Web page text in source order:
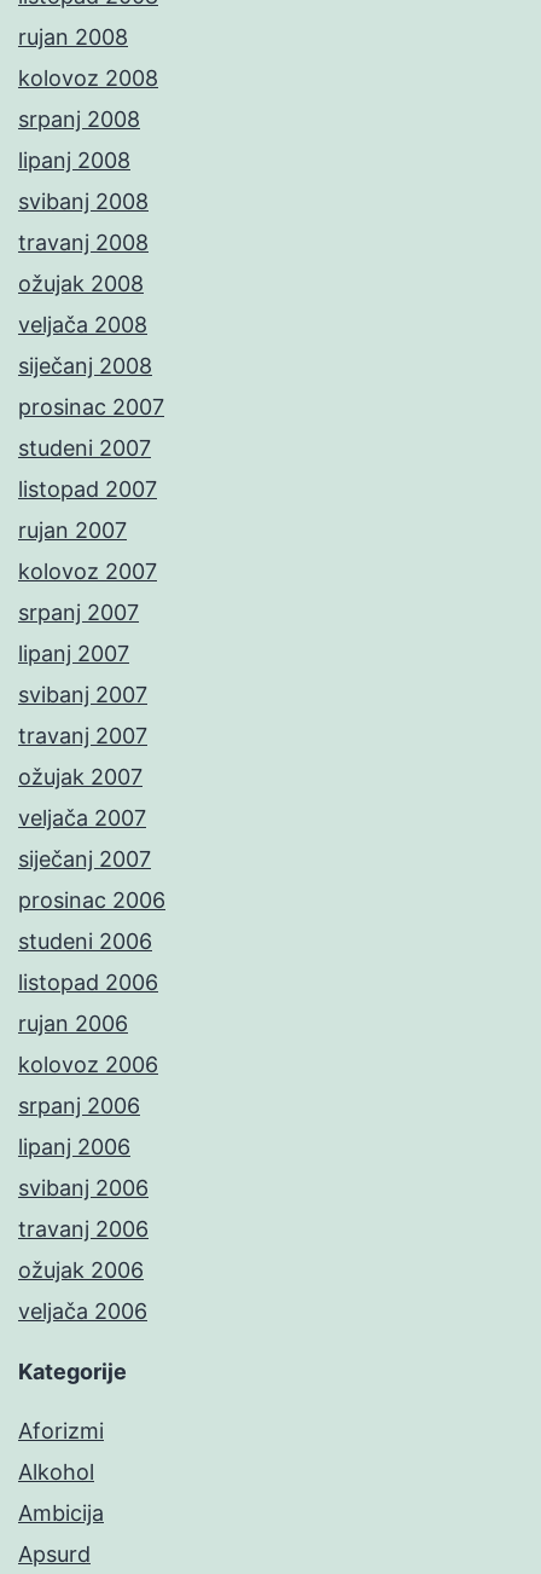
rujan 2008
kolovoz 2008
srpanj 2008
lipanj 2008
svibanj 2008
travanj 2008
ožujak 2008
veljača 2008
siječanj 2008
prosinac 2007
studeni 2007
listopad 2007
rujan 2007
kolovoz 2007
srpanj 2007
lipanj 2007
svibanj 2007
travanj 2007
ožujak 2007
veljača 2007
siječanj 2007
prosinac 2006
studeni 2006
listopad 2006
rujan 2006
kolovoz 2006
srpanj 2006
lipanj 2006
svibanj 2006
travanj 2006
ožujak 2006
veljača 2006
Kategorije
Aforizmi
Alkohol
Ambicija
Apsurd